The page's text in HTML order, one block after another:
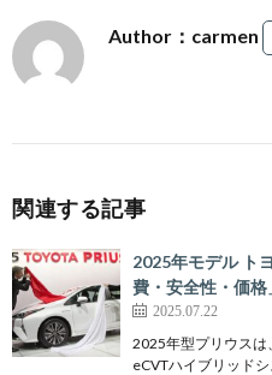
Author：carmen
関連する記事
2025年モデル ト
費・安全性・価格
2025.07.22
2025年型プリウスは
eCVTハイブリッド